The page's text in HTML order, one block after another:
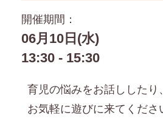
開催期間：
06月10日(水)
13:30 - 15:30
育児の悩みをお話ししたり
お気軽に遊びに来てくださ